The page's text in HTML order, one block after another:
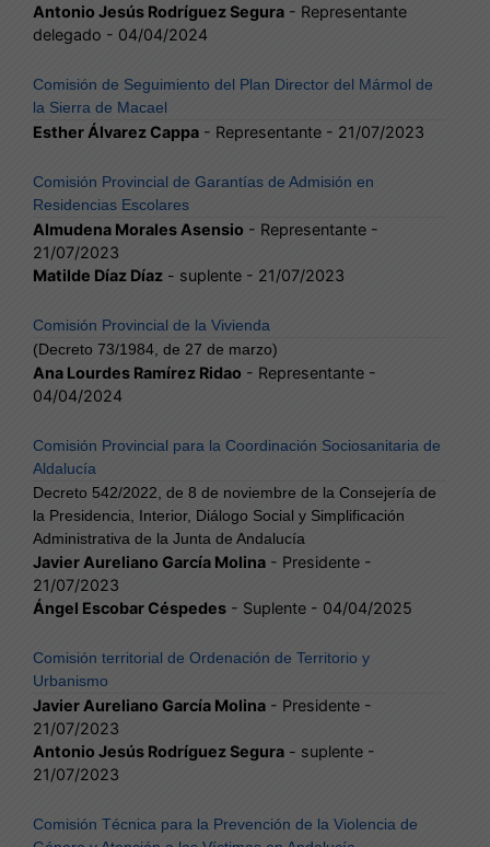
Antonio Jesús Rodríguez Segura - Representante
delegado - 04/04/2024
Comisión de Seguimiento del Plan Director del Mármol de
la Sierra de Macael
Esther Álvarez Cappa - Representante - 21/07/2023
Comisión Provincial de Garantías de Admisión en
Residencias Escolares
Almudena Morales Asensio - Representante -
21/07/2023
Matilde Díaz Díaz - suplente - 21/07/2023
Comisión Provincial de la Vivienda
(Decreto 73/1984, de 27 de marzo)
Ana Lourdes Ramírez Ridao - Representante -
04/04/2024
Comisión Provincial para la Coordinación Sociosanitaria de
Aldalucía
Decreto 542/2022, de 8 de noviembre de la Consejería de
la Presidencia, Interior, Diálogo Social y Simplificación
Administrativa de la Junta de Andalucía
Javier Aureliano García Molina - Presidente -
21/07/2023
Ángel Escobar Céspedes - Suplente - 04/04/2025
Comisión territorial de Ordenación de Territorio y
Urbanismo
Javier Aureliano García Molina - Presidente -
21/07/2023
Antonio Jesús Rodríguez Segura - suplente -
21/07/2023
Comisión Técnica para la Prevención de la Violencia de